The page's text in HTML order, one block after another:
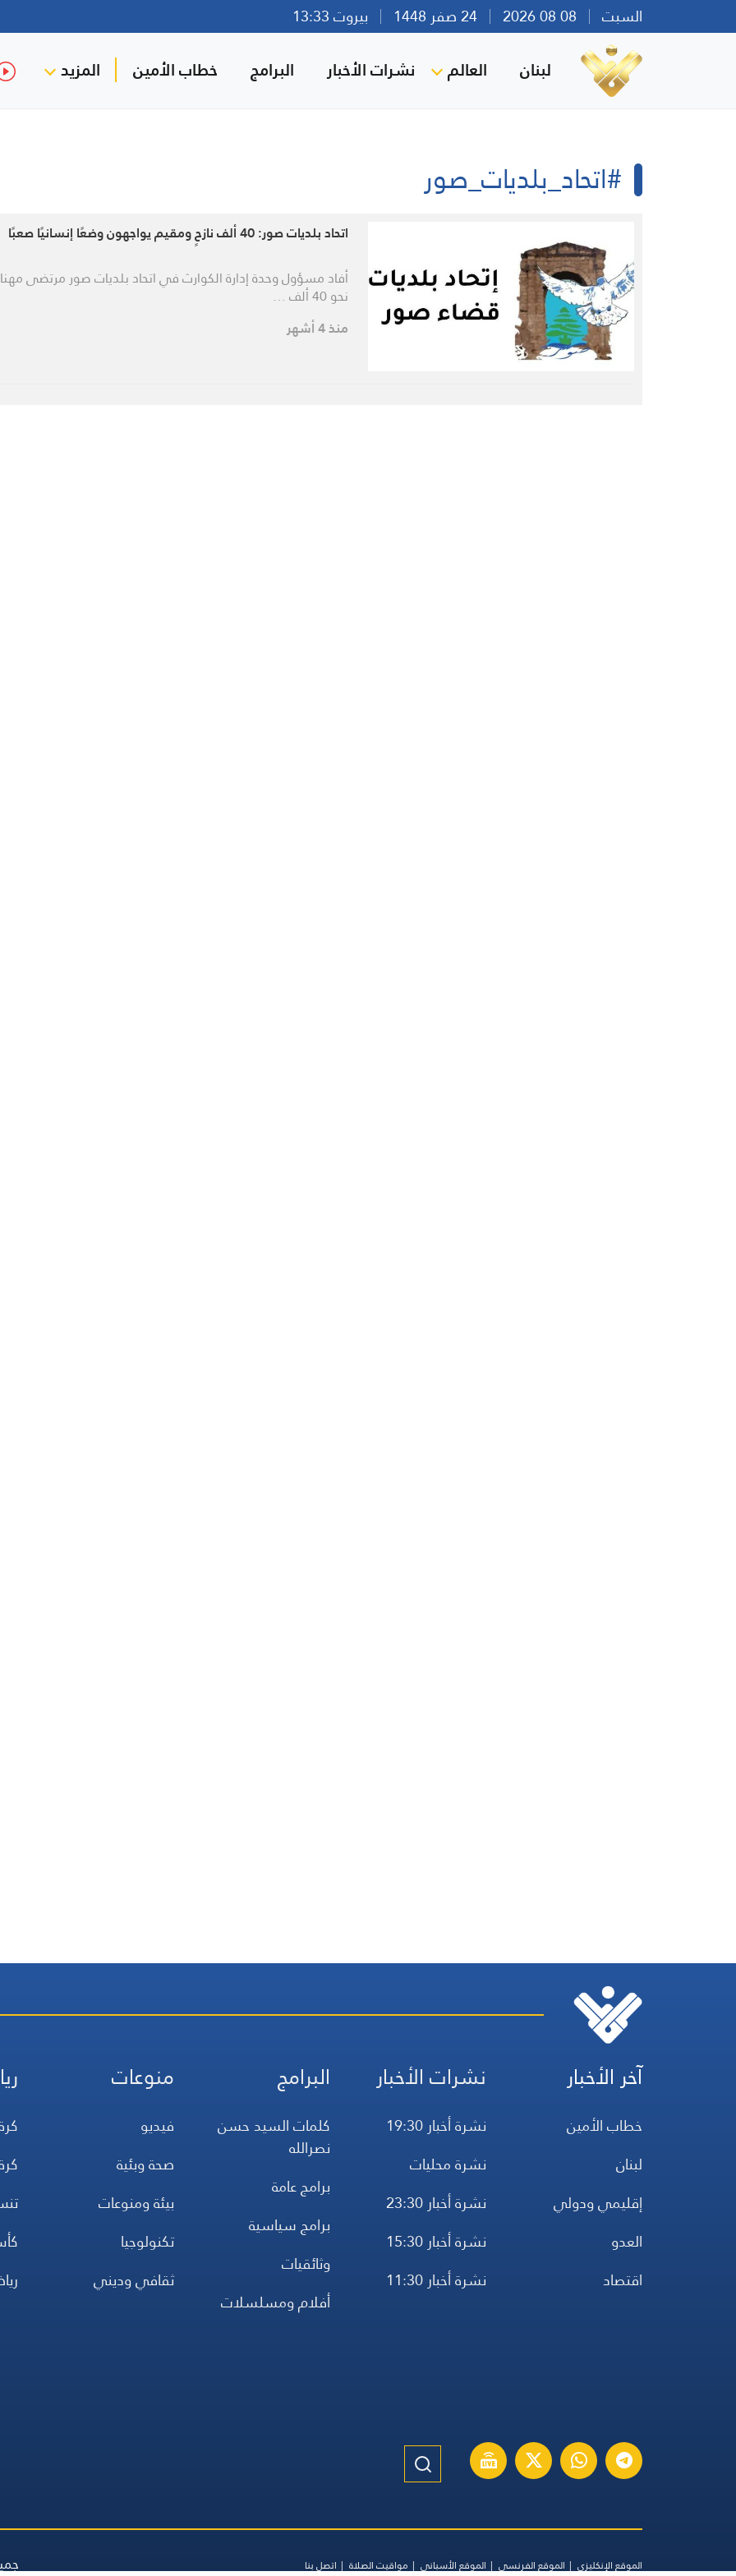
السبت بيروت 13:33
لبنان العالم نشرات الأخبار البرامج خطاب الأمين المزيد
#اتحاد_بلديات_صور
اتحاد بلديات صور: 40 ألف نازحٍ ومقيم يواجهون وضعًا إنسانيًا صعبًا
أفاد مسؤول وحدة إدارة الكوارث في اتحاد بلديات صور مرتضى
نحو 40 ألف …
منذ 4 أشهر
آخر الأخبار
خطاب الأمين
لبنان
إقليمي ودولي
العدو
اقتصاد
نشرات الأخبار
نشرة أخبار 19:30
نشرة محليات
نشرة أخبار 23:30
نشرة أخبار 15:30
نشرة أخبار 11:30
البرامج
كلمات السيد حسن
نصرالله
برامج عامة
برامج سياسية
وثائقيات
أفلام ومسلسلات
منوعات
فيديو
صحة وبئية
بيئة ومنوعات
تكنولوجيا
ثقافي وديني
الموقع الإنكليزي الموقع الفرنسي الموقع الأسباني مواقيت الصلاة اتصل بنا